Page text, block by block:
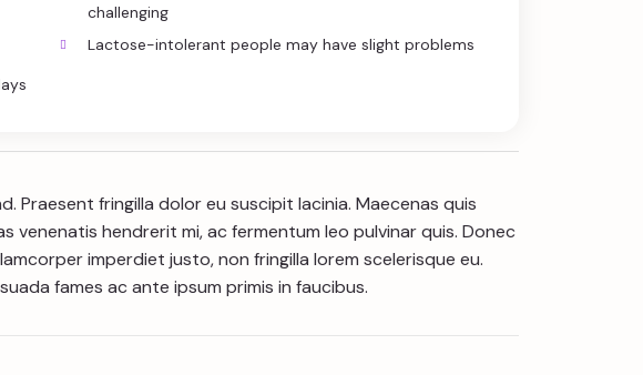
challenging
Lactose-intolerant people may have slight problems
Praesent fringilla dolor eu suscipit lacinia. Maecenas quis
venenatis hendrerit mi, ac fermentum leo pulvinar quis. Donec
imperdiet justo, non fringilla lorem scelerisque eu.
fames ac ante ipsum primis in faucibus.
Username or Email Address
Password
Remember Me